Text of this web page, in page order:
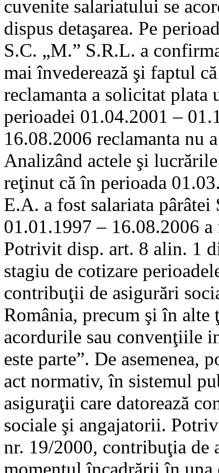
cuvenite salariatului se
dispus detaşarea. Pe
S.C. „M.” S.R.L. a
mai învederează şi faptul
reclamanta a solicitat plata
perioadei 01.04.2001 –
16.08.2006 reclamanta nu
Analizând actele şi
reţinut că în perioada
E.A. a fost salariata
01.01.1997 – 16.08.2006
Potrivit disp. art. 8 alin. 1
stagiu de cotizare
contribuţii de asigurări
România, precum şi în
acordurile sau convenţiile
este parte”. De
act normativ, în sistemul
asiguraţii care datorează
sociale şi angajatorii.
nr. 19/2000, contribuţia de